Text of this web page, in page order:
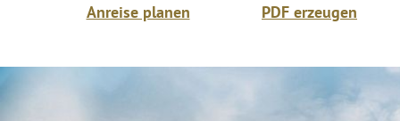
Anreise planen PDF erzeugen